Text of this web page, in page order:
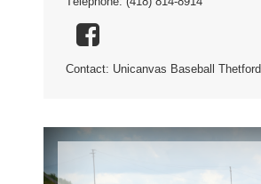
Contact: Unicanvas Baseball Thetford